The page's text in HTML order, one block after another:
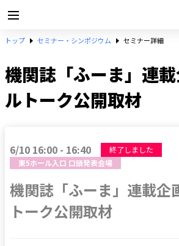
トップ セミナー・シンポジウム セミナー詳細
機関誌「ふーま」連
ルトーク公開取材
6/10 16:00 - 16:40
終了しました
東5ホール入口 口頭発表会場
機関誌「ふーま」連載企
トーク公開取材